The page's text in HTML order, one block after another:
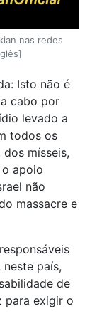
nas redes
Isto não é
cabo por
levado a
todos os
mísseis,
apoio
não
massacre e
país,
de
para exigir o